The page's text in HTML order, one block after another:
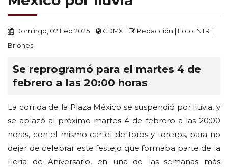
Domingo, 02 Feb 2025 CDMX
Redacción | Foto: NTR |
Briones
Se reprogramó para el martes 4 de
febrero a las 20:00 horas
La corrida de la Plaza México se suspendió por lluvia, y
se aplazó al próximo martes 4 de febrero a las 20:00
horas, con el mismo cartel de toros y toreros, para no
dejar de celebrar este festejo que formaba parte de la
Feria de Aniversario, en una de las semanas más